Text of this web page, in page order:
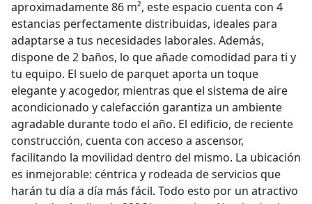
aproximadamente 86 m², este espacio cuenta con 4
estancias perfectamente distribuidas, ideales para
adaptarse a tus necesidades laborales. Además,
dispone de 2 baños, lo que añade comodidad para ti y
tu equipo. El suelo de parquet aporta un toque
elegante y acogedor, mientras que el sistema de aire
acondicionado y calefacción garantiza un ambiente
agradable durante todo el año. El edificio, de reciente
construcción, cuenta con acceso a ascensor,
facilitando la movilidad dentro del mismo. La ubicación
es inmejorable: céntrica y rodeada de servicios que
harán tu día a día más fácil. Todo esto por un atractivo